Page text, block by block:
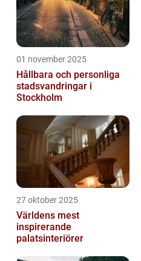
01 november 2025
Hållbara och personliga
stadsvandringar i
Stockholm
27 oktober 2025
Världens mest
inspirerande
palatsinteriörer